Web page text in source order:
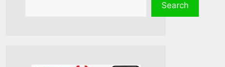
Search